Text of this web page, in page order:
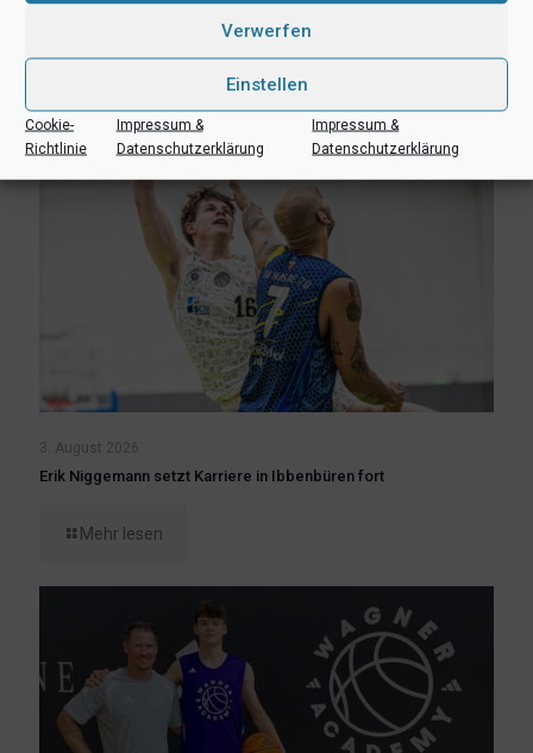
Verwerfen
Einstellen
Cookie-
Richtlinie
Impressum &
Datenschutzerklärung
Impressum &
Datenschutzerklärung
3. August 2026
Erik Niggemann setzt Karriere in Ibbenbüren fort
Mehr lesen